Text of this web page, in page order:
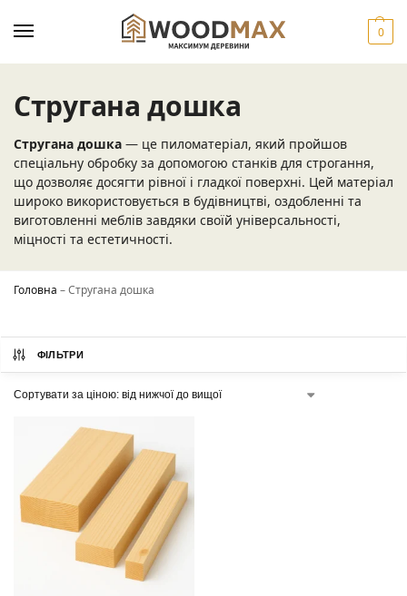
0
Стругана дошка
Стругана дошка — це пиломатеріал, який пройшов
спеціальну обробку за допомогою станків для строгання,
що дозволяє досягти рівної і гладкої поверхні. Цей матеріал
широко використовується в будівництві, оздобленні та
виготовленні меблів завдяки своїй універсальності,
міцності та естетичності.
Головна –Стругана дошка
ФІЛЬТРИ